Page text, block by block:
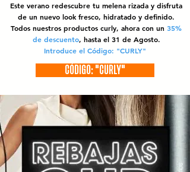
Este verano redescubre tu melena rizada y disfruta
de un nuevo look fresco, hidratado y definido.
Todos nuestros productos curly, ahora con un 35%
de descuento, hasta el 31 de Agosto.
Introduce el Código: "CURLY"
CÓDIGO: "CURLY"